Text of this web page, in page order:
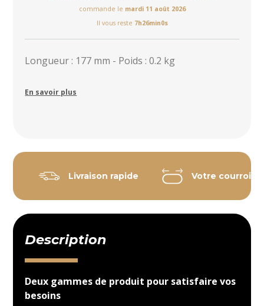
commande le mardi 11 août 2026
Il vous reste 7h26min0s
Longueur : 177 mm - Poids : 0.2 kg
En savoir plus
Livraison rapide Votre courroie
Description
Deux gammes de produit pour satisfaire vos
besoins